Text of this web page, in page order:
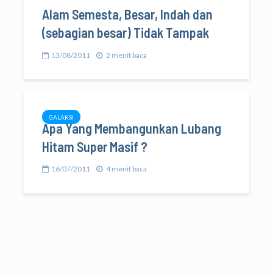
Alam Semesta, Besar, Indah dan
(sebagian besar) Tidak Tampak
13/08/2011 2 menit baca
GALAKSI
Apa Yang Membangunkan Lubang
Hitam Super Masif ?
16/07/2011 4 menit baca